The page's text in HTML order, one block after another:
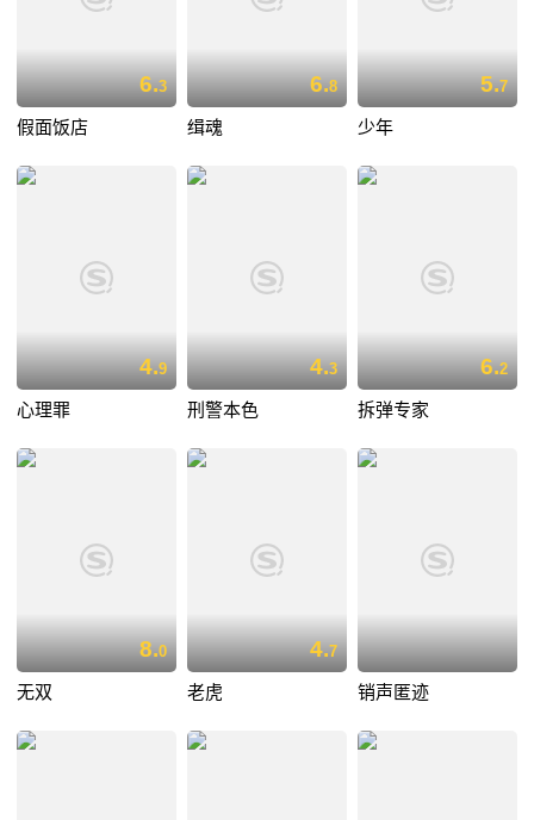
6.3
假面饭店
6.8
缉魂
5.7
少年
4.9
心理罪
4.3
刑警本色
6.2
拆弹专家
8.0
无双
4.7
老虎 销声匿迹